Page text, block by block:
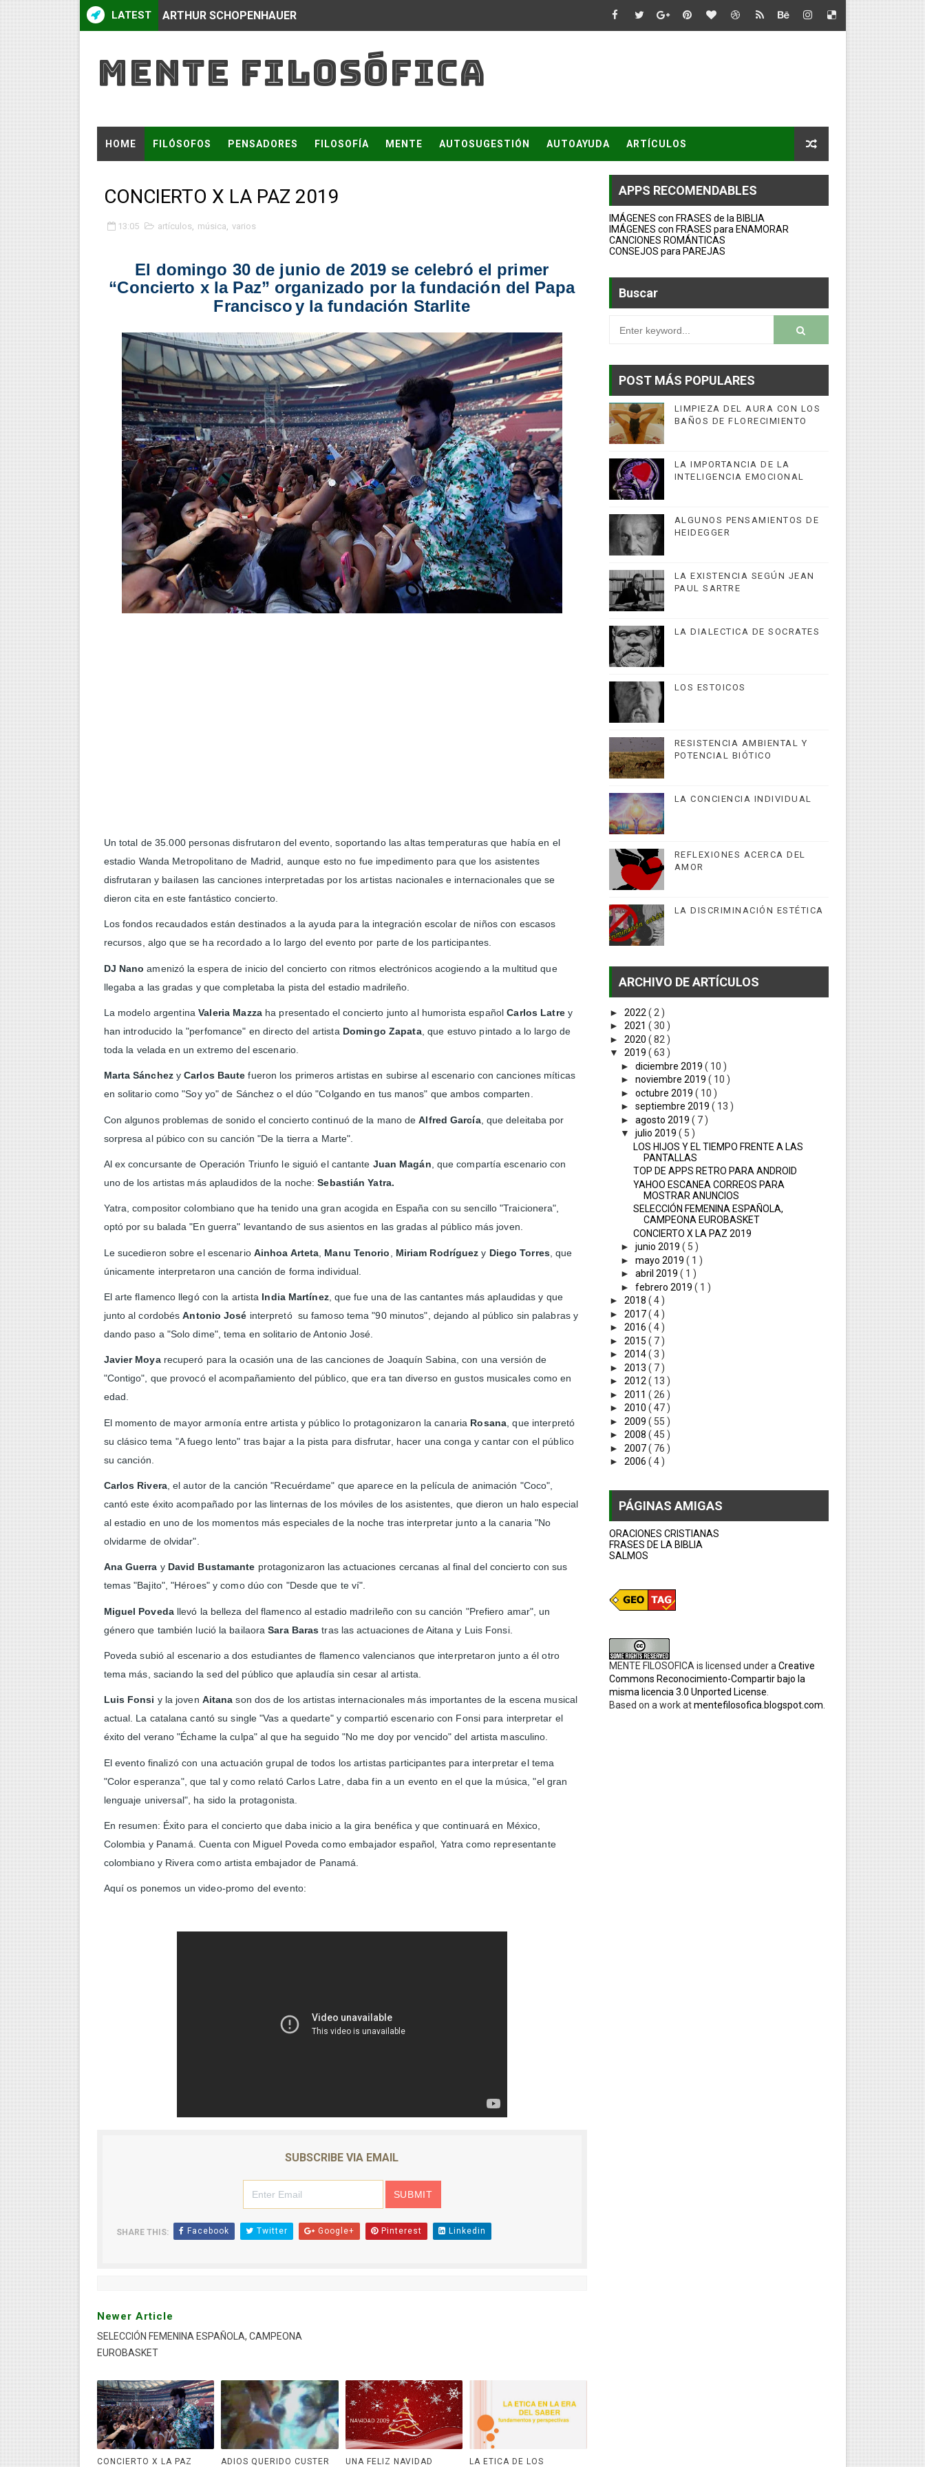
LATEST ARTHUR SCHOPENHAUER
DISCIPLINAS DE LA ECOLOGÍA
TEORÍA ECOLÓGICA DEL DESARROLLO HUMANO
PRODUCCIÓN Y PRODUCTIVIDAD EN UN ECOSISTEMA
QUÉ SON LOS FACTORES BIÓTICOS
¿QUÉ ES LA ECOLOGÍA?
¿QUÉ COMPAÑÍAS INTEGRAN LA ALIANZA G5?
DIFERENCIAS ENTRE EL PENSAMIENTO ORIENTAL Y OCCIDENTAL
ESTRATEGIAS PARA AGILIZAR EL APRENDIZAJE
FUNCIÓN DEL ECOMUSEO
¿CÓMO FUNCIONA LA MENTE INCONSCIENTE?
¿CÓMO SE MANIPULA LA MENTE DE LAS PERSONAS?
¿CÓMO ALCANZAR LA VERDADERA PAZ?
¿CÓMO FUNCIONA LA MENTE DE UN GENIO?
¿QUÉ TAN PODEROSA ES LA MENTE?
QUÉ ES LA CIENCIA DE LA VENTA
MENTE FILOSÓFICA
HOME FILÓSOFOS PENSADORES FILOSOFÍA MENTE AUTOSUGESTIÓN AUTOAYUDA ARTÍCULOS
CONCIERTO X LA PAZ 2019
13:05 artículos, música, varios
El domingo 30 de junio de 2019 se celebró el primer
“Concierto x la Paz” organizado por la fundación del Papa
Franciscoy la fundación Starlite
Un total de 35.000 personas disfrutaron del evento, soportando las altas temperaturas que había en el
estadio Wanda Metropolitano de Madrid, aunque esto no fue impedimento para que los asistentes
disfrutaran y bailasen las canciones interpretadas por los artistas nacionales e internacionales que se
dieron cita en este fantástico concierto.
Los fondos recaudados están destinados a la ayuda para la integración escolar de niños con escasos
recursos, algo que se ha recordado a lo largo del evento por parte de los participantes.
DJ Nano amenizó la espera de inicio del concierto con ritmos electrónicos acogiendo a la multitud que
llegaba a las gradas y que completaba la pista del estadio madrileño.
La modelo argentinaValeria Mazzaha presentado el concierto junto al humorista españolCarlos Latrey
han introducido la "perfomance" en directo del artista Domingo Zapata, que estuvo pintado a lo largo de
toda la velada en un extremo del escenario.
Marta SánchezyCarlos Baute fueron los primeros artistas en subirse al escenario con canciones míticas
en solitario como "Soy yo" de Sánchez o el dúo "Colgando en tus manos" que ambos comparten.
Con algunos problemas de sonido el concierto continuó de la mano deAlfred García, que deleitaba por
sorpresa al púbico con su canción "De la tierra a Marte".
Al ex concursante de Operación Triunfo le siguió el cantante Juan Magán , que compartía escenario con
uno de los artistas más aplaudidos de la noche:Sebastián Yatra.
Yatra, compositor colombiano que ha tenido una gran acogida en España con su sencillo "Traicionera",
optó por su balada "En guerra" levantando de sus asientos en las gradas al público más joven.
Le sucedieron sobre el escenario Ainhoa Arteta Manu Tenorio Miriam Rodríguez y Diego Torres, que
únicamente interpretaron una canción de forma individual.
El arte flamenco llegó con la artista India Martínez, que fue una de las cantantes más aplaudidas y que
junto al cordobésAntonio José interpretó su famoso tema "90 minutos", dejando al público sin palabras y
dando paso a "Solo dime", tema en solitario de Antonio José.
Javier Moyarecuperó para la ocasión una de las canciones de Joaquín Sabina, con una versión de
"Contigo", que provocó el acompañamiento del público, que era tan diverso en gustos musicales como en
edad.
El momento de mayor armonía entre artista y público lo protagonizaron la canaria Rosana , que interpretó
su clásico tema "A fuego lento" tras bajar a la pista para disfrutar, hacer una conga y cantar con el público
su canción.
Carlos Rivera, el autor de la canción "Recuérdame" que aparece en la película de animación "Coco",
cantó este éxito acompañado por las linternas de los móviles de los asistentes, que dieron un halo especial
al estadio en uno de los momentos más especiales de la noche tras interpretar junto a la canaria "No
olvidarme de olvidar".
Ana Guerra y David Bustamante protagonizaron las actuaciones cercanas al final del concierto con sus
temas "Bajito", "Héroes" y como dúo con "Desde que te ví".
Miguel Povedallevó la belleza del flamenco al estadio madrileño con su canción "Prefiero amar", un
género que también lució la bailaoraSara Baras tras las actuaciones de Aitana y Luis Fonsi.
Poveda subió al escenario a dos estudiantes de flamenco valencianos que interpretaron junto a él otro
tema más, saciando la sed del público que aplaudía sin cesar al artista.
Luis Fonsi y la joven Aitana son dos de los artistas internacionales más importantesde la escena musical
actual. La catalana cantó su single "Vas a quedarte" y compartió escenario con Fonsi para interpretar el
éxito del verano "Échame la culpa" al que ha seguido "No me doy por vencido" del artista masculino.
El evento finalizó con una actuación grupal de todos los artistas participantes para interpretar el tema
"Color esperanza", que tal y como relató Carlos Latre, daba fin a un evento en el que la música, "el gran
lenguaje universal", ha sido la protagonista.
En resumen: Éxito para el concierto que daba inicio a la gira benéfica y que continuará en México,
Colombia y Panamá. Cuenta con Miguel Poveda como embajador español, Yatra como representante
colombiano y Rivera como artista embajador de Panamá.
Aquí os ponemos un video-promo del evento:
SUBSCRIBE VIA EMAIL
SHARE THIS: Facebook Twitter Google+ Pinterest Linkedin
Newer Article
SELECCIÓN FEMENINA ESPAÑOLA, CAMPEONA
EUROBASKET
CONCIERTO X LA PAZ ADIOS QUERIDO CUSTER UNA FELIZ NAVIDAD LA ETICA DE LOS
APPS RECOMENDABLES
IMÁGENES con FRASES de la BIBLIA
IMÁGENES con FRASES para ENAMORAR
CANCIONES ROMÁNTICAS
CONSEJOS para PAREJAS
Buscar
POST MÁS POPULARES
LIMPIEZA DEL AURA CON LOS
BAÑOS DE FLORECIMIENTO
LA IMPORTANCIA DE LA
INTELIGENCIA EMOCIONAL
ALGUNOS PENSAMIENTOS DE
HEIDEGGER
LA EXISTENCIA SEGÚN JEAN
PAUL SARTRE
LA DIALECTICA DE SOCRATES
LOS ESTOICOS
RESISTENCIA AMBIENTAL Y
POTENCIAL BIÓTICO
LA CONCIENCIA INDIVIDUAL
REFLEXIONES ACERCA DEL
AMOR
LA DISCRIMINACIÓN ESTÉTICA
ARCHIVO DE ARTÍCULOS
► 2022 ( 2 )
► 2021 ( 30 )
► 2020 ( 82 )
▼ 2019 ( 63 )
►diciembre 2019( 10 )
►noviembre 2019( 10 )
►octubre 2019( 10 )
►septiembre 2019( 13 )
►agosto 2019( 7 )
▼julio 2019( 5 )
LOS HIJOS Y EL TIEMPO FRENTE A LAS
PANTALLAS
TOP DE APPS RETRO PARA ANDROID
YAHOO ESCANEA CORREOS PARA
MOSTRAR ANUNCIOS
SELECCIÓN FEMENINA ESPAÑOLA,
CAMPEONA EUROBASKET
CONCIERTO X LA PAZ 2019
►junio 2019( 5 )
►mayo 2019( 1 )
►abril 2019( 1 )
►febrero 2019( 1 )
► 2018 ( 4 )
► 2017( 4 )
► 2016 ( 4 )
► 2015 ( 7 )
► 2014( 3 )
► 2013 ( 7 )
► 2012 ( 13 )
► 2011 ( 26 )
► 2010 ( 47 )
► 2009 ( 55 )
► 2008 ( 45 )
► 2007( 76 )
► 2006 ( 4 )
PÁGINAS AMIGAS
ORACIONES CRISTIANAS
FRASES DE LA BIBLIA
SALMOS
MENTE FILOSOFICA is licensed under a Creative
Commons Reconocimiento-Compartir bajo la
misma licencia 3.0 Unported License
Based on a work atmentefilosofica.blogspot.com